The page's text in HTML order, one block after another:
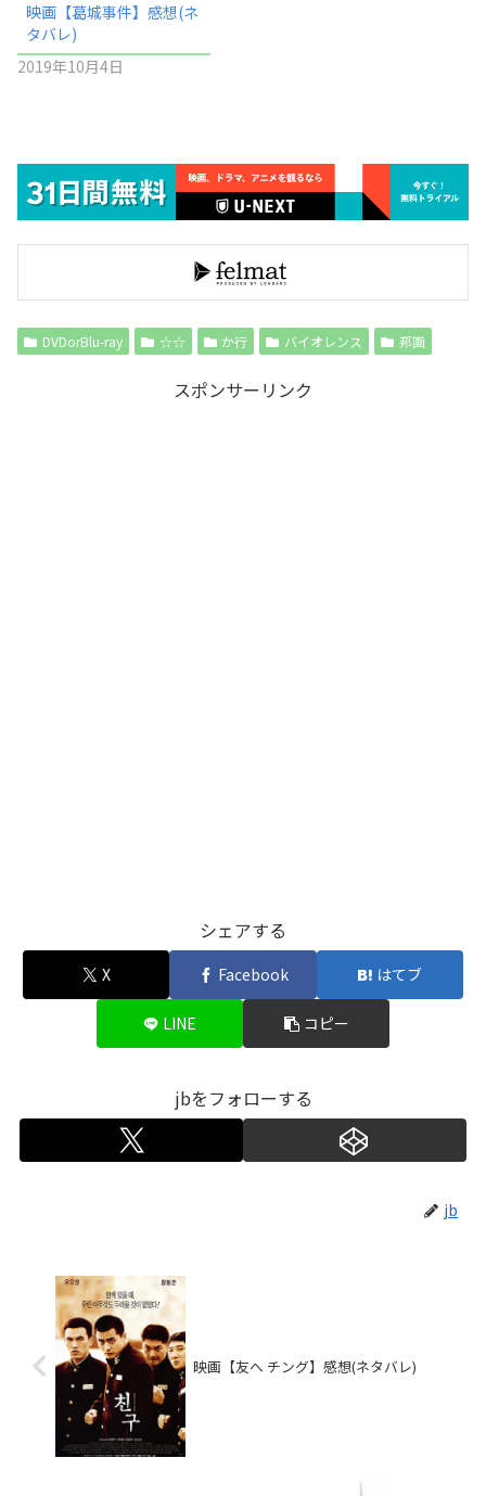
映画【葛城事件】感想(ネ
タバレ)
2019年10月4日
DVDorBlu-ray ☆☆ か行 バイオレンス 邦画
スポンサーリンク
シェアする
X Facebook はてブ
LINE コピー
jbをフォローする
jb
映画【友へ チング】感想(ネタバレ)